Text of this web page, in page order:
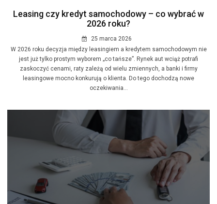
Leasing czy kredyt samochodowy – co wybrać w
2026 roku?
25 marca 2026
W 2026 roku decyzja między leasingiem a kredytem samochodowym nie
jest już tylko prostym wyborem „co tańsze”. Rynek aut wciąż potrafi
zaskoczyć cenami, raty zależą od wielu zmiennych, a banki i firmy
leasingowe mocno konkurują o klienta. Do tego dochodzą nowe
oczekiwania...